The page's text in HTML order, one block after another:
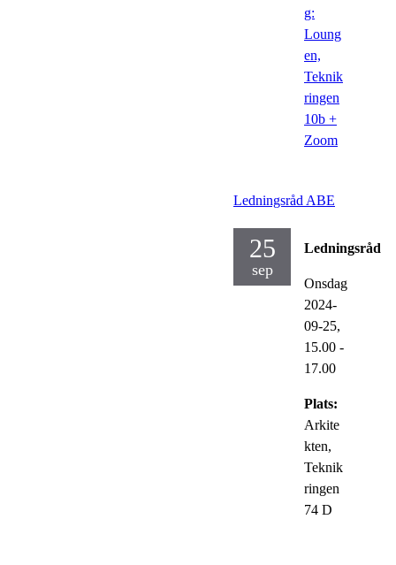
g:
Loung
en,
Teknik
ringen
10b +
Zoom
Ledningsråd ABE
25
sep
Ledningsråd
Onsdag
2024-
09-25,
15.00 -
17.00
Plats:
Arkite
kten,
Teknik
ringen
74 D